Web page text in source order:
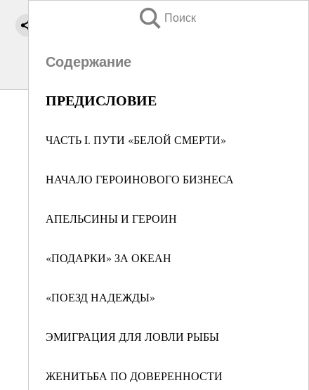
Поиск
Содержание
ПРЕДИСЛОВИЕ
ЧАСТЬ I. ПУТИ «БЕЛОЙ СМЕРТИ»
НАЧАЛО ГЕРОИНОВОГО БИЗНЕСА
АПЕЛЬСИНЫ И ГЕРОИН
«ПОДАРКИ» ЗА ОКЕАН
«ПОЕЗД НАДЕЖДЫ»
ЭМИГРАЦИЯ ДЛЯ ЛОВЛИ РЫБЫ
ЖЕНИТЬБА ПО ДОВЕРЕННОСТИ